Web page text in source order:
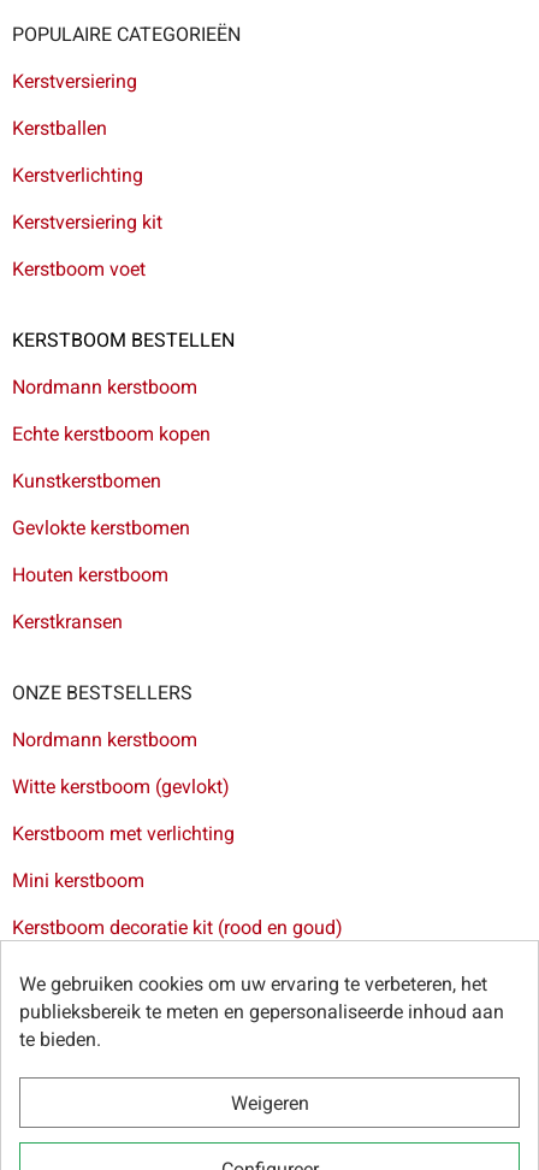
POPULAIRE CATEGORIEËN
Kerstversiering
Kerstballen
Kerstverlichting
Kerstversiering kit
Kerstboom voet
KERSTBOOM BESTELLEN
Nordmann kerstboom
Echte kerstboom kopen
Kunstkerstbomen
Gevlokte kerstbomen
Houten kerstboom
Kerstkransen
ONZE BESTSELLERS
Nordmann kerstboom
Witte kerstboom (gevlokt)
Kerstboom met verlichting
Mini kerstboom
Kerstboom decoratie kit (rood en goud)
Levering van kerstbomen in Brussel-Levering van
kerstbomen in Antwerpen- Levering van kerstbomen in Gent
© Sapins.be 2025 -Algemene voorwaarden-Privacybeleid-
We gebruiken cookies om uw ervaring te verbeteren, het
publieksbereik te meten en gepersonaliseerde inhoud aan
te bieden.
Weigeren